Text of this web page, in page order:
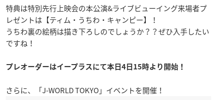
特典は特別先行上映会の本公演&ライブビューイング来場者プ
レゼントは【ティム・うちわ・キャンピー】！
うちわ裏の絵柄は描き下ろしのでしょうか？？ぜひ入手したい
ですね！
プレオーダーはイープラスにて本日4日15時より開始！
さらに、「J-WORLD TOKYO」イベントを開催！